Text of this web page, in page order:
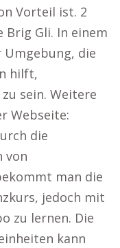
Vorteil ist. 2
Brig Gli. In einem
die
hilft,
sein. Weitere
Webseite:
die
von
man die
jedoch mit
zu lernen. Die
kann